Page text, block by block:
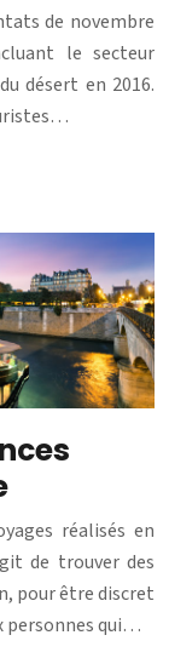
de novembre
le secteur
désert en 2016.
réalisés en
de trouver des
pour être discret
personnes qui…